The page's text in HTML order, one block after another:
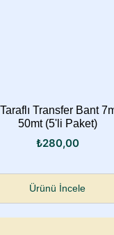
Transfer Bant
50mt (5'li Paket)
₺280,00
Ürünü İncele